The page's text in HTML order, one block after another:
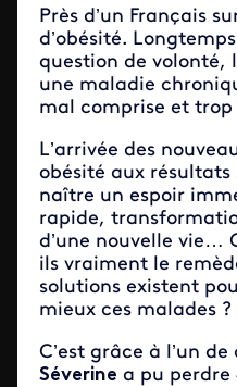
Près d’un Français
d’obésité.
question de volonté,
une maladie
mal comprise et
L’arrivée des
obésité aux
naître un espoir
rapide,
d’une nouvelle vie…
ils vraiment le
solutions existent
mieux ces malades ?
C’est grâce à l’un
Séverine a pu perdre